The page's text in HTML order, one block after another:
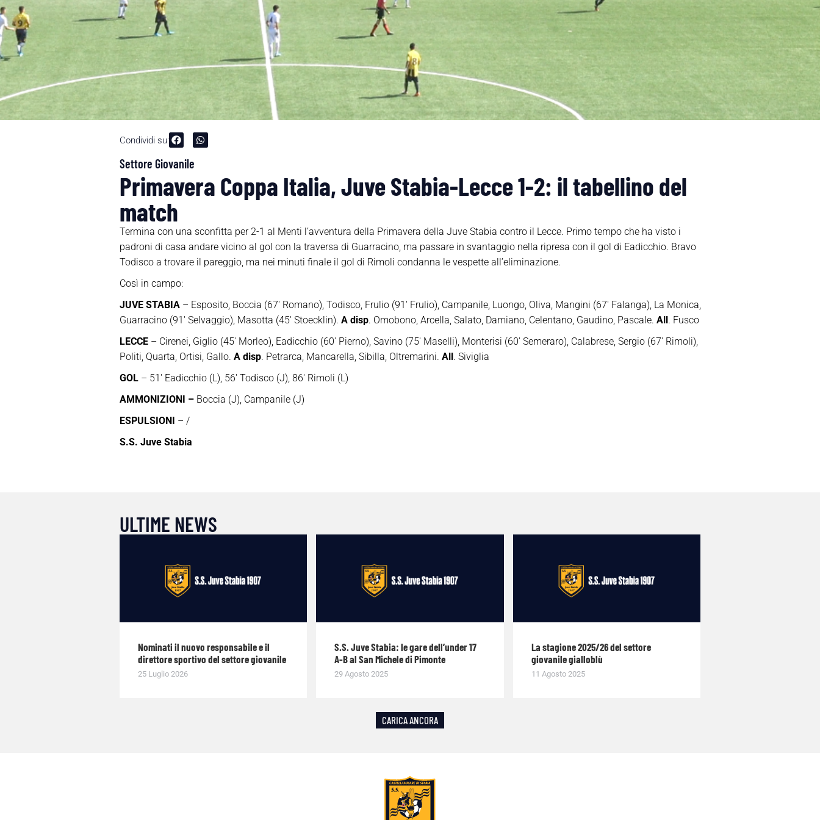
Condividi su:
Settore Giovanile
Primavera Coppa Italia, Juve Stabia-Lecce 1-2: il tabellino del
match
Termina con una sconfitta per 2-1 al Menti l’avventura della Primavera della Juve Stabia contro il Lecce. Primo tempo che ha visto i
padroni di casa andare vicino al gol con la traversa di Guarracino, ma passare in svantaggio nella ripresa con il gol di Eadicchio. Bravo
Todisco a trovare il pareggio, ma nei minuti finale il gol di Rimoli condanna le vespette all’eliminazione.
Così in campo:
JUVE STABIA– Esposito, Boccia (67′ Romano), Todisco, Frulio (91′ Frulio), Campanile, Luongo, Oliva, Mangini (67′ Falanga), La Monica,
Guarracino (91′ Selvaggio), Masotta (45′ Stoecklin). A disp. Omobono, Arcella, Salato, Damiano, Celentano, Gaudino, Pascale. All. Fusco
LECCE– Cirenei, Giglio (45′ Morleo), Eadicchio (60′ Pierno), Savino (75′ Maselli), Monterisi (60′ Semeraro), Calabrese, Sergio (67′ Rimoli),
Politi, Quarta, Ortisi, Gallo. A disp. Petrarca, Mancarella, Sibilla, Oltremarini. All. Siviglia
GOL– 51′ Eadicchio (L), 56′ Todisco (J), 86′ Rimoli (L)
AMMONIZIONI –Boccia (J), Campanile (J)
ESPULSIONI – /
S.S. Juve Stabia
ULTIME NEWS
Nominati il nuovo responsabile e il
direttore sportivo del settore giovanile
25 Luglio 2026
S.S. Juve Stabia: le gare dell’under 17
A-B al San Michele di Pimonte
29 Agosto 2025
La stagione 2025/26 del settore
giovanile gialloblù
11 Agosto 2025
CARICA ANCORA